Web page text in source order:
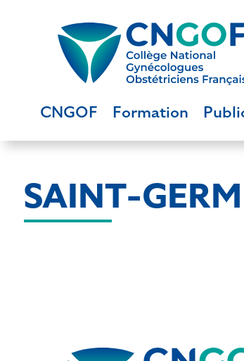
CNGOF Formation
SAINT-